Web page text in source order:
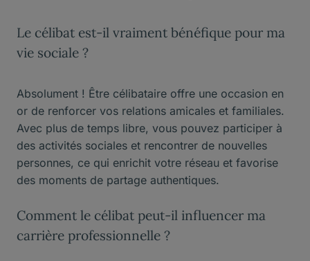
Le célibat est-il vraiment bénéfique pour ma
vie sociale ?
Absolument ! Être célibataire offre une occasion en
or de renforcer vos relations amicales et familiales.
Avec plus de temps libre, vous pouvez participer à
des activités sociales et rencontrer de nouvelles
personnes, ce qui enrichit votre réseau et favorise
des moments de partage authentiques.
Comment le célibat peut-il influencer ma
carrière professionnelle ?